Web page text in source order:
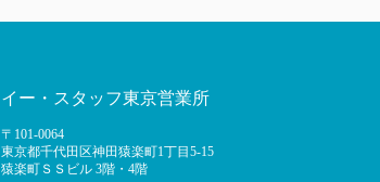
イー・スタッフ東京営業所
〒101-0064
東京都千代田区神田猿楽町1丁目5-15
猿楽町ＳＳビル 3階・4階